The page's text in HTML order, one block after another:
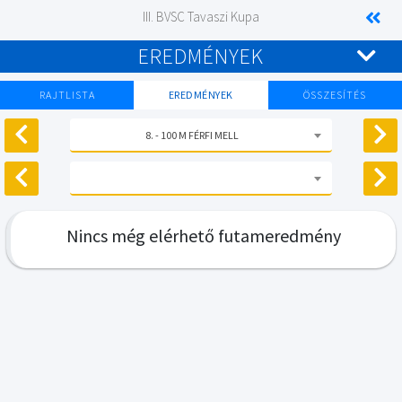
III. BVSC Tavaszi Kupa
EREDMÉNYEK
RAJTLISTA EREDMÉNYEK ÖSSZESÍTÉS
8. - 100 M FÉRFI MELL
Nincs még elérhető futameredmény